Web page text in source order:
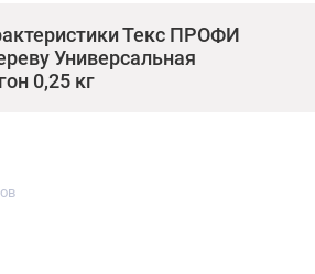
Наносить шпателем. Для
необходимо наносить 2-3
высыхании предыдущего. После
Текс ПРОФИ
Универсальная
0,25 кг